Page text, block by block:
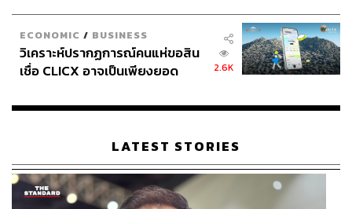
ECONOMIC / BUSINESS
วิเคราะห์ปรากฏการณ์คนแห่ขอสิน
เชื่อ CLICX อาจเป็นเพียงยอด
เรือนไทยที่ถูกซุกไว้
2.6K
LATEST STORIES